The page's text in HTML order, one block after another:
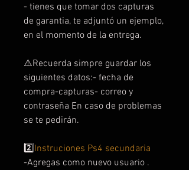
- tienes que tomar dos capturas
de garantia, te adjuntó un ejemplo,
en el momento de la entrega.
⚠️Recuerda simpre guardar los
siguientes datos:- fecha de
compra-capturas- correo y
contraseña En caso de problemas
se te pedirán.
2️⃣Instruciones Ps4 secundaria
-Agregas como nuevo usuario .